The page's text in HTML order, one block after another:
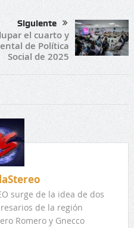
Siguiente
el cuarto y
de Política
Social de 2025
surge de la idea de dos
de la región
Romero y Gnecco